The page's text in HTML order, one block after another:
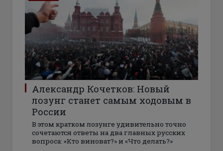
Александр Кочетков: Новый
лозунг станет самым ходовым в
России
В этом кратком лозунге удивительно точно
сочетаются ответы на два главных русских
вопроса: «Кто виноват?» и «Что делать?»